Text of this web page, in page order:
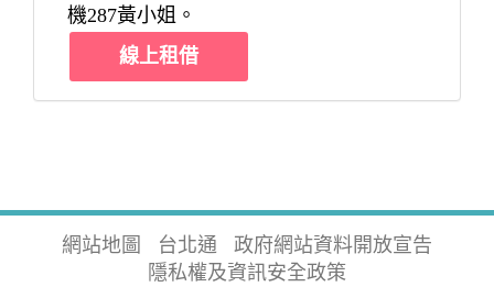
機287黃小姐。
線上租借
網站地圖 台北通
政府網站資料開放宣告
隱私權及資訊安全政策